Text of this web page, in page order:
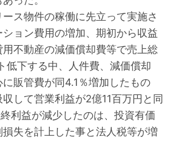
ス物件の稼働に先立って実施さ
ョン費用の増加、期初から収益
不動産の減価償却費等で売上総
低下する中、人件費、減価償却
販管費が同4.1％増加したもの
して営業利益が2億11百万円と同
利益が減少したのは、投資有価
失を計上した事と法人税等が増